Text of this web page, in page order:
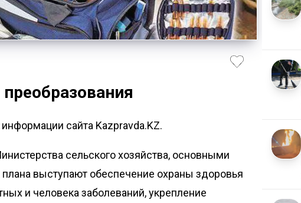
сайта Kazpravda.KZ.
сельского хозяйства, основными
высту­пают обеспечение охраны здо­ровья
и человека заболеваний, укрепление